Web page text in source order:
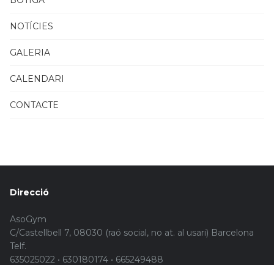
NOTÍCIES
GALERIA
CALENDARI
CONTACTE
Direcció
AsoGym
C/Castellbell 7, 08030 (raó social, no at. al usari) Barcelona
Telf.
635025022 • 630180174 • 665249488